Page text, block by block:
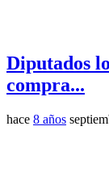
Diputados
compra...
hace 8 años